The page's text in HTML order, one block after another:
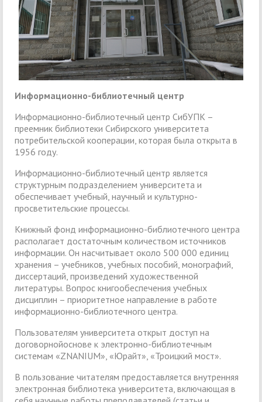
Информационно-библиотечный центр
Информационно-библиотечный центр СибУПК –
преемник библиотеки Сибирского университета
потребительской кооперации, которая была открыта в
1956 году.
Информационно-библиотечный центр является
структурным подразделением университета и
обеспечивает учебный, научный и культурно-
просветительские процессы.
Книжный фонд информационно-библиотечного центра
располагает достаточным количеством источников
информации. Он насчитывает около 500 000 единиц
хранения – учебников, учебных пособий, монографий,
диссертаций, произведений художественной
литературы. Вопрос книгообеспечения учебных
дисциплин – приоритетное направление в работе
информационно-библиотечного центра.
Пользователям университета открыт доступ на
договорнойоснове к электронно-библиотечным
системам «ZNANIUM», «Юрайт», «Троицкий мост».
В пользование читателям предоставляется внутренняя
электронная библиотека университета, включающая в